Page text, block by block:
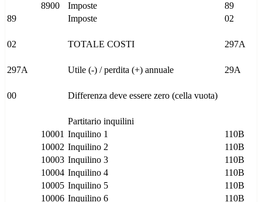
8900 Imposte
89
89
Imposte 02
02 TOTALE COSTI 297A
297A Utile (-) / perdita (+) annuale 29A
00 Differenza deve essere zero (cella vuota)
Partitario inquilini
10001 Inquilino 1
110B
10002 Inquilino 2
110B
10003 Inquilino 3
110B
10004 Inquilino 4
110B
10005 Inquilino 5
110B
10006 Inquilino 6
110B